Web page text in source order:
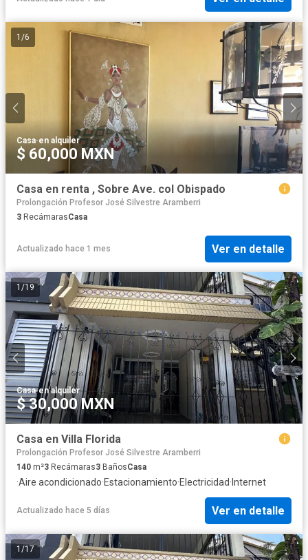
1 /6
Casa·en alquiler
$ 60,000 MXN
Casa en renta , Sobre Ave. col Obispado
Prolongación Profesor José Silvestre Aramberri
3 RecámarasCasa
Actualizado hace 1 mes Ver en detalle
1 /19
Casa·en alquiler
$ 30,000 MXN
Casa en Villa Florida
Prolongación Profesor José Silvestre Aramberri
140 m²3 Recámaras3 BañosCasa
·Aire acondicionado·Estacionamiento·Electricidad· Internet
Actualizado hace 5 días Ver en detalle
1 /17